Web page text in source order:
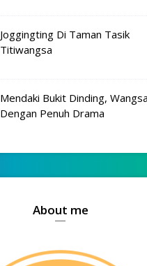
Joggingting Di Taman Tasik
Titiwangsa
Mendaki Bukit Dinding,
Dengan Penuh Drama
About me